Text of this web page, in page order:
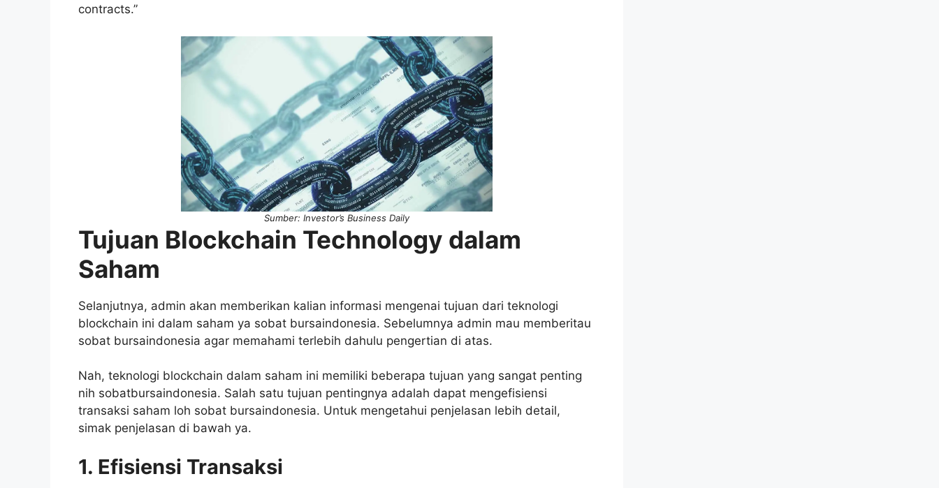
contracts.”
Sumber: Investor’s Business Daily
Tujuan Blockchain Technology dalam
Saham
Selanjutnya, admin akan memberikan kalian informasi mengenai tujuan dari teknologi
blockchain ini dalam saham ya sobat bursaindonesia. Sebelumnya admin mau memberitau
sobat bursaindonesia agar memahami terlebih dahulu pengertian di atas.
Nah, teknologi blockchain dalam saham ini memiliki beberapa tujuan yang sangat penting
nih sobatbursaindonesia. Salah satu tujuan pentingnya adalah dapat mengefisiensi
transaksi saham loh sobat bursaindonesia. Untuk mengetahui penjelasan lebih detail,
simak penjelasan di bawah ya.
1. Efisiensi Transaksi